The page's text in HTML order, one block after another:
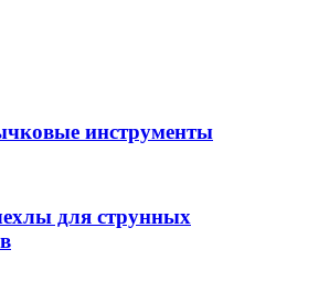
инструменты
для струнных